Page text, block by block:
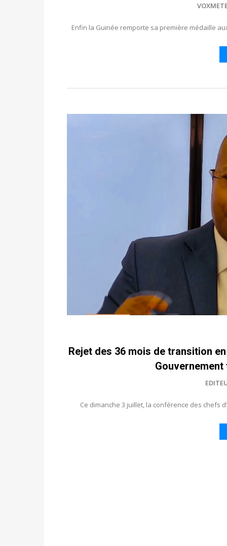
Enfin la Guinée remporte sa première médaille
Rejet des 36 mois de transition
Ce dimanche 3 juillet, la conférence des chefs